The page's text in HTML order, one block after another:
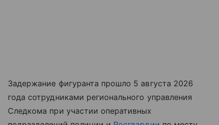
Задержание фигуранта прошло 5 августа 2026
года сотрудниками регионального управления
Следкома при участии оперативных